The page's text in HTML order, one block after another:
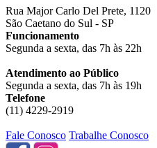
Rua Major Carlo Del Prete, 1120
São Caetano do Sul - SP
Funcionamento
Segunda a sexta, das 7h às 22h
Atendimento ao Público
Segunda a sexta, das 7h às 19h
Telefone
(11) 4229-2919
Fale Conosco Trabalhe Conosco